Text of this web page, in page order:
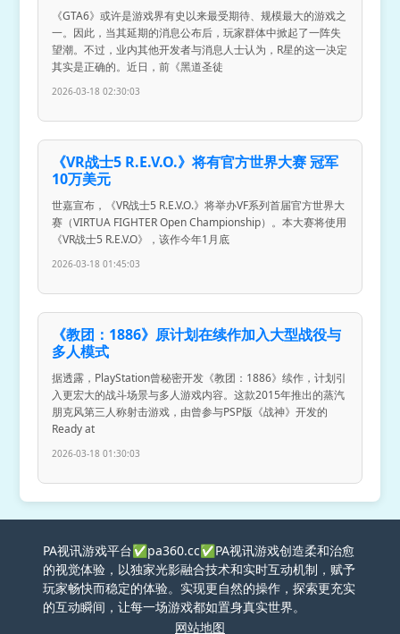
《GTA6》或许是游戏界有史以来最受期待、规模最大的游戏之
一。因此，当其延期的消息公布后，玩家群体中掀起了一阵失
望潮。不过，业内其他开发者与消息人士认为，R星的这一决定
其实是正确的。近日，前《黑道圣徒
2026-03-18 02:30:03
《VR战士5 R.E.V.O.》将有官方世界大赛 冠军
10万美元
世嘉宣布，《VR战士5 R.E.V.O.》将举办VF系列首届官方世界大
赛（VIRTUA FIGHTER Open Championship）。本大赛将使用
《VR战士5 R.E.V.O》，该作今年1月底
2026-03-18 01:45:03
《教团：1886》原计划在续作加入大型战役与
多人模式
据透露，PlayStation曾秘密开发《教团：1886》续作，计划引
入更宏大的战斗场景与多人游戏内容。这款2015年推出的蒸汽
朋克风第三人称射击游戏，由曾参与PSP版《战神》开发的
Ready at
2026-03-18 01:30:03
PA视讯游戏平台✅pa360.cc✅PA视讯游戏创造柔和治愈
的视觉体验，以独家光影融合技术和实时互动机制，赋予
玩家畅快而稳定的体验。实现更自然的操作，探索更充实
的互动瞬间，让每一场游戏都如置身真实世界。
网站地图